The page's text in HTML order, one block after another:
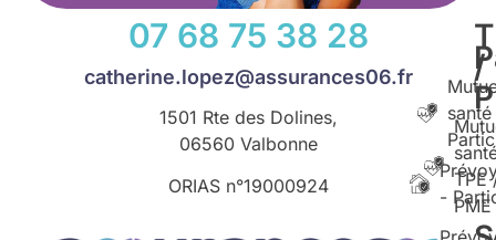
07 68 75 38 28
catherine.lopez@assurances06.fr
1501 Rte des Dolines,
06560 Valbonne
ORIAS n°19000924
/
TPE
PME
-